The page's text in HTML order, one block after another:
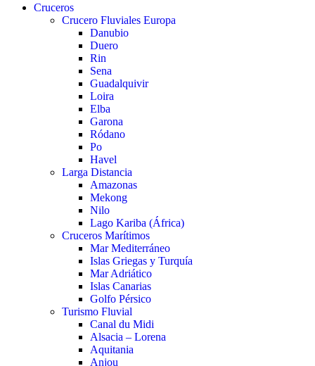
buscar
Menu
Cruceros
Crucero Fluviales Europa
Danubio
Duero
Rin
Sena
Guadalquivir
Loira
Elba
Garona
Ródano
Po
Havel
Larga Distancia
Amazonas
Mekong
Nilo
Lago Kariba (África)
Cruceros Marítimos
Mar Mediterráneo
Islas Griegas y Turquía
Mar Adriático
Islas Canarias
Golfo Pérsico
Turismo Fluvial
Canal du Midi
Alsacia – Lorena
Aquitania
Anjou